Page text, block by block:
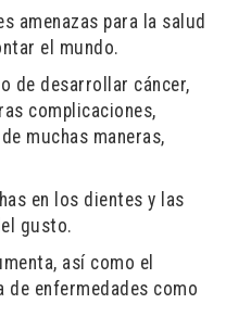
amenazas para la salud
el mundo.
de desarrollar cáncer,
complicaciones,
muchas maneras,
en los dientes y las
gusto.
así como el
enfermedades como